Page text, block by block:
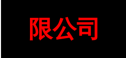
限公司